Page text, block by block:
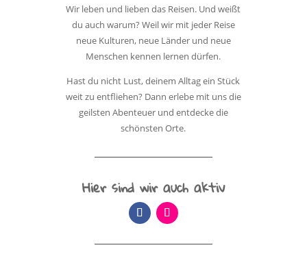
Wir leben und lieben das Reisen. Und weißt
du auch warum? Weil wir mit jeder Reise
neue Kulturen, neue Länder und neue
Menschen kennen lernen dürfen.
Hast du nicht Lust, deinem Alltag ein Stück
weit zu entfliehen? Dann erlebe mit uns die
geilsten Abenteuer und entdecke die
schönsten Orte.
Hier sind wir auch aktiv